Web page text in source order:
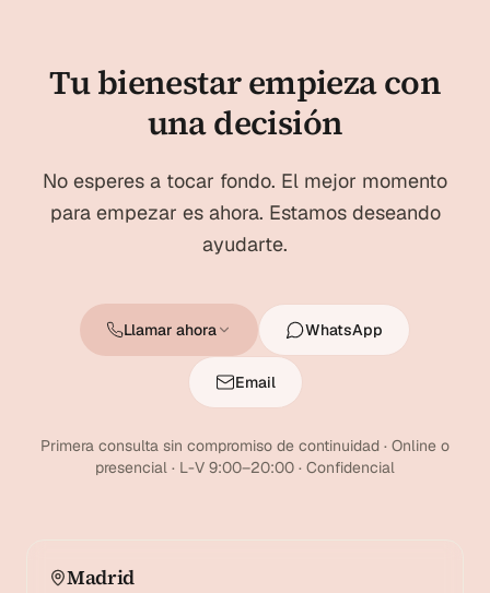
Tu bienestar empieza con
una decisión
No esperes a tocar fondo. El mejor momento
para empezar es ahora. Estamos deseando
ayudarte.
Llamar ahora WhatsApp
Email
Primera consulta sin compromiso de continuidad · Online o
presencial · L-V 9:00–20:00 · Confidencial
Madrid